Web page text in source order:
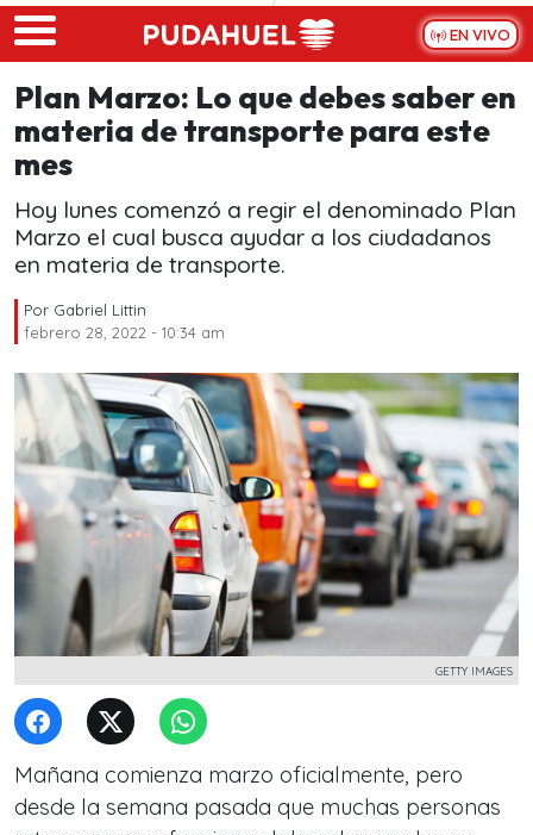
Skip to main content
EN VIVO
Plan Marzo: Lo que debes saber en
materia de transporte para este
mes
Hoy lunes comenzó a regir el denominado Plan
Marzo el cual busca ayudar a los ciudadanos
en materia de transporte.
Por Gabriel Littin
febrero 28, 2022 - 10:34 am
GETTY IMAGES
Mañana comienza marzo oficialmente, pero
desde la semana pasada que muchas personas